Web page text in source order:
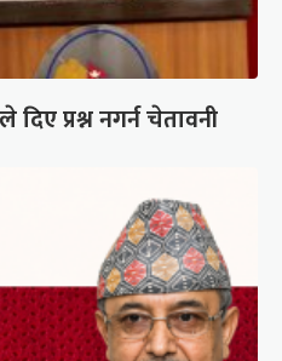
दिए प्रश्न नगर्न चेतावनी